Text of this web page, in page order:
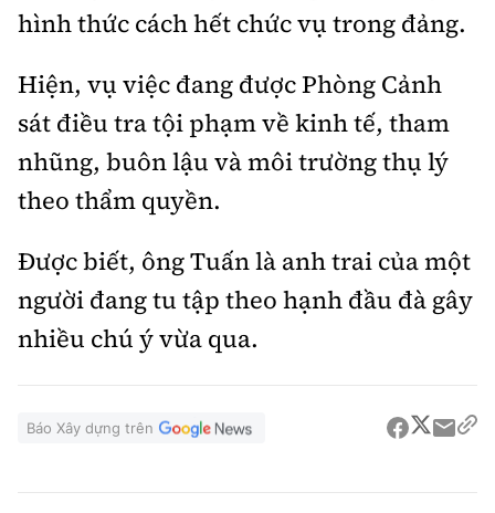
hình thức cách hết chức vụ trong đảng.
Hiện, vụ việc đang được Phòng Cảnh
sát điều tra tội phạm về kinh tế, tham
nhũng, buôn lậu và môi trường thụ lý
theo thẩm quyền.
Được biết, ông Tuấn là anh trai của một
người đang tu tập theo hạnh đầu đà gây
nhiều chú ý vừa qua.
Báo Xây dựng trên